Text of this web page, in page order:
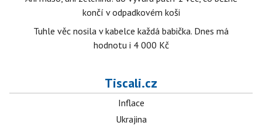
končí v odpadkovém koši
Tuhle věc nosila v kabelce každá babička. Dnes má
hodnotu i 4 000 Kč
Tiscali.cz
Inflace
Ukrajina